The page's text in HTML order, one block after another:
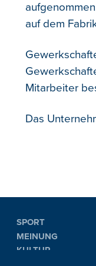
auf dem
Mitarbeiter
Das
SPORT
MEINUNG
KULTUR